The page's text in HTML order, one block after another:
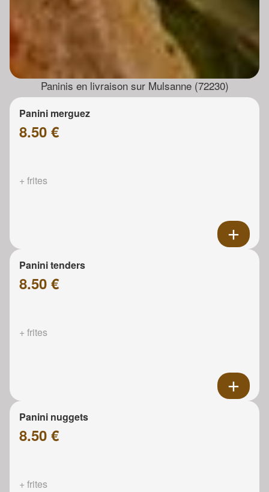
Paninis en livraison sur Mulsanne (72230)
Panini merguez
8.50 €
+ frites
Panini tenders
8.50 €
+ frites
Panini nuggets
8.50 €
+ frites